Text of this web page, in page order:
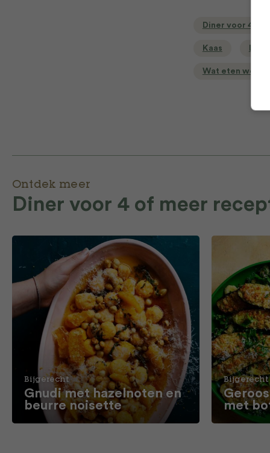
Diner voor 4 of
Kaas
Wat eten we
Ontdek meer
Diner voor 4 of meer
Bijgerecht
Gnudi met hazelnoten en
beurre noisette
Bijgerecht
met